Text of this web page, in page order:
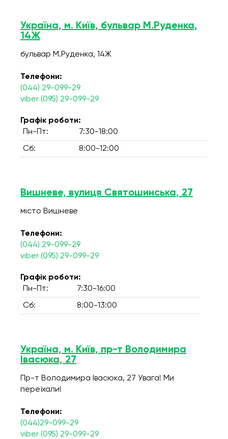
Україна, м. Київ, бульвар М.Руденка,
14Ж
бульвар М.Руденка, 14Ж
Телефони:
(044) 29-099-29
viber (095) 29-099-29
Графік роботи:
Пн-Пт:
7:30-18:00
Сб: 8:00-12:00
Вишневе, вулиця Святошинська, 27
місто Вишневе
Телефони:
(044) 29-099-29
viber (095) 29-099-29
Графік роботи:
Пн-Пт:
7:30-16:00
Сб: 8:00-13:00
Україна, м. Київ, пр-т Володимира
Івасюка, 27
Пр-т Володимира Івасюка, 27 Увага! Ми
переїхали!
Телефони:
(044)29-099-29
viber (095) 29-099-29